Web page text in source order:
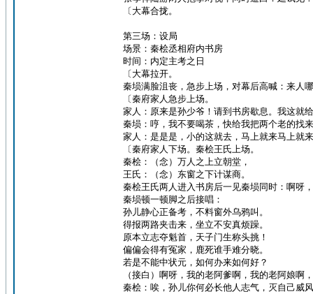
〔大幕合拢。
第三场：设局
场景：秦桧丞相府内书房
时间：内定主考之日
〔大幕拉开。
秦埙满脸沮丧，急步上场，对幕后高喊：来人
〔秦府家人急步上场。
家人：原来是孙少爷！请到书房歇息。我这就
秦埙：哼，我不要喝茶，快给我把两个老的找
家人：是是是，小的这就去，马上就来马上就
〔秦府家人下场。秦桧王氏上场。
秦桧：（念）万人之上立朝堂，
王氏：（念）东窗之下计谋商。
秦桧王氏两人进入书房后一见秦埙同时：啊呀
秦埙顿一顿脚之后接唱：
孙儿静心正备考，不料窗外乌鸦叫。
得报两路夹击来，坐立不安真烦躁。
原本立志夺魁首，天子门生称头挑！
偏偏会得有冤家，鹿死谁手难分晓。
若是不能中状元，如何办来如何好？
（接白）啊呀，我的老阿爹啊，我的老阿娘啊
秦桧：唉，孙儿你何必长他人志气，灭自己威